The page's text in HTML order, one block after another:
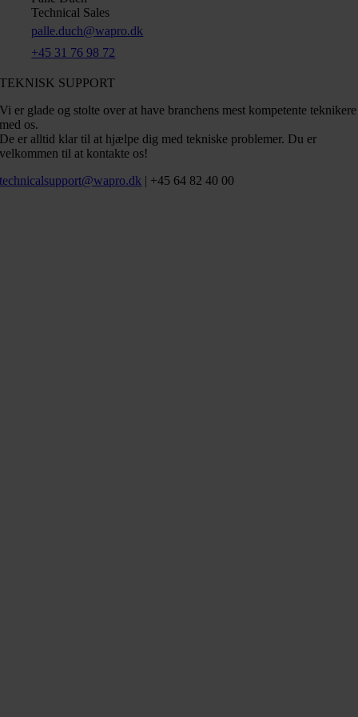
Technical Sales
palle.duch@wapro.dk
+45 31 76 98 72
TEKNISK SUPPORT
Vi er glade og stolte over at have branchens mest kompetente teknikere
med os.
De er alltid klar til at hjælpe dig med tekniske problemer. Du er
velkommen til at kontakte os!
technicalsupport@wapro.dk | +45 64 82 40 00